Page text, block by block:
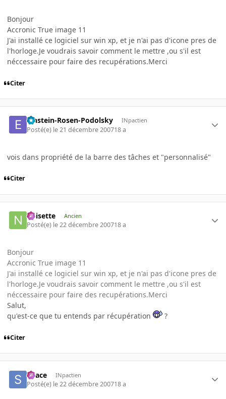
Bonjour
Accronic True image 11
J'ai installé ce logiciel sur win xp, et je n'ai pas d'icone pres de
l'horloge.Je voudrais savoir comment le mettre ,ou s'il est
néccessaire pour faire des recupérations.Merci
Citer
Einstein-Rosen-Podolsky INpactien
Posté(e) le 21 décembre 200718 a
vois dans propriété de la barre des tâches et "personnalisé"
Citer
noisette Ancien
Posté(e) le 22 décembre 200718 a
Bonjour
Accronic True image 11
J'ai installé ce logiciel sur win xp, et je n'ai pas d'icone pres de
l'horloge.Je voudrais savoir comment le mettre ,ou s'il est
néccessaire pour faire des recupérations.Merci
Salut,
qu'est-ce que tu entends par récupération
?
Citer
Space INpactien
Posté(e) le 22 décembre 200718 a